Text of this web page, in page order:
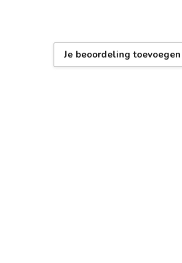
Je beoordeling toevoegen